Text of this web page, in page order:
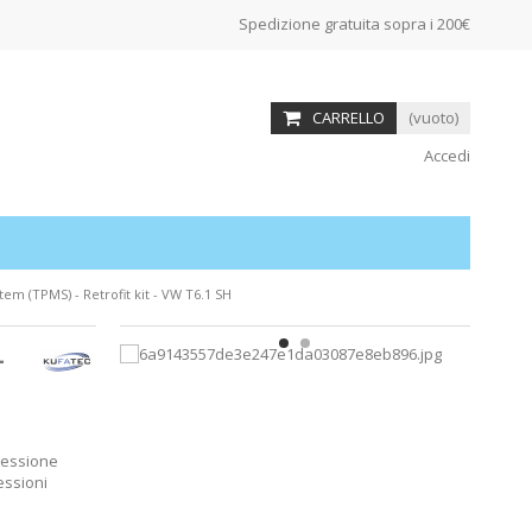
Spedizione gratuita sopra i 200€
CARRELLO
(vuoto)
Accedi
(TPMS) - Retrofit kit - VW T6.1 SH